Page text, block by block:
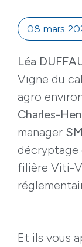
08 mars
Léa
Vigne du
agro
Charles-
manager
décryptage
filière Viti-
Et ils vous